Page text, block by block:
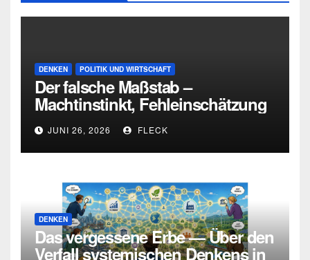
DENKEN POLITIK UND WIRTSCHAFT
Der falsche Maßstab –
Machtinstinkt, Fehleinschätzung
und die Grenzen intellektueller
Urteilskraft
JUNI 26, 2026 FLECK
DENKEN
Das vergessene Erbe — Über den
Verfall systemischen Denkens in